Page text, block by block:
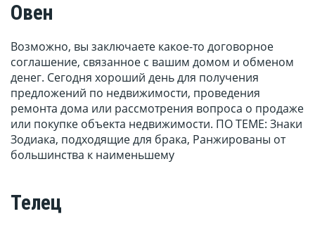
Овен
Возможно, вы заключаете какое-то договорное
соглашение, связанное с вашим домом и обменом
денег. Сегодня хороший день для получения
предложений по недвижимости, проведения
ремонта дома или рассмотрения вопроса о продаже
или покупке объекта недвижимости. ПО ТЕМЕ: Знаки
Зодиака, подходящие для брака, Ранжированы от
большинства к наименьшему
Телец